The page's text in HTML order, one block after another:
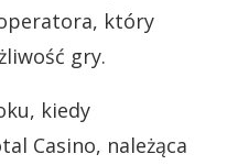
który
gry.
kiedy
Casino, należąca